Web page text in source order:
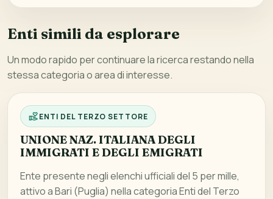
Enti simili da esplorare
Un modo rapido per continuare la ricerca restando nella
stessa categoria o area di interesse.
ENTI DEL TERZO SETTORE
UNIONE NAZ. ITALIANA DEGLI
IMMIGRATI E DEGLI EMIGRATI
Ente presente negli elenchi ufficiali del 5 per mille,
attivo a Bari (Puglia) nella categoria Enti del Terzo